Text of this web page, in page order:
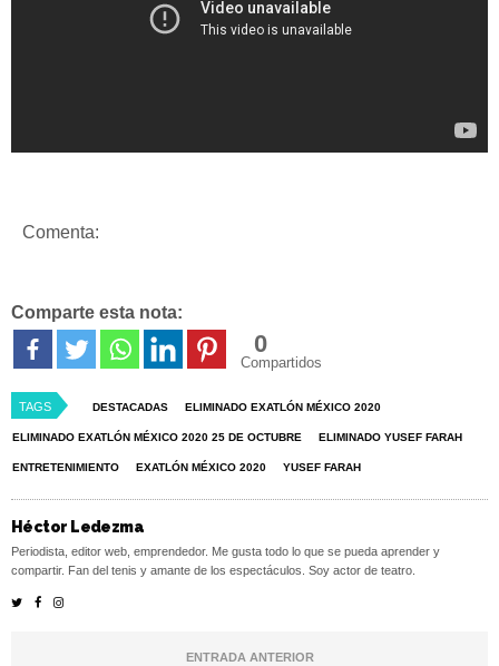
Comenta:
Comparte esta nota:
0
Compartidos
TAGS DESTACADAS ELIMINADO EXATLÓN MÉXICO 2020
ELIMINADO EXATLÓN MÉXICO 2020 25 DE OCTUBRE ELIMINADO YUSEF FARAH
ENTRETENIMIENTO EXATLÓN MÉXICO 2020 YUSEF FARAH
Héctor Ledezma
Periodista, editor web, emprendedor. Me gusta todo lo que se pueda aprender y
compartir. Fan del tenis y amante de los espectáculos. Soy actor de teatro.
ENTRADA ANTERIOR